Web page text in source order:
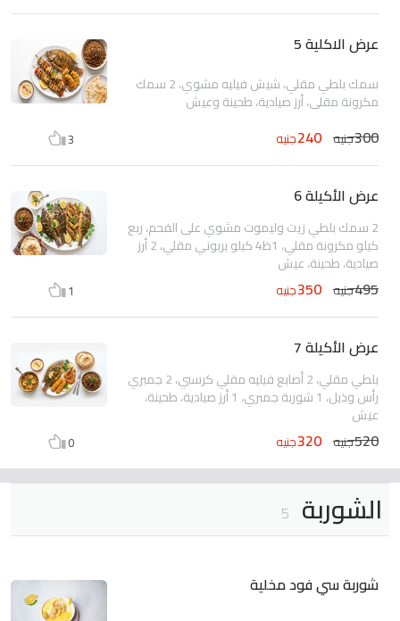
عرض الاكلية 5
سمك بلطي مقلي، شيش فيليه مشوي، 2 سمك
مكرونة مقلي، أرز صيادية، طحينة وعيش
300جنيه 240جنيه 3
عرض الأكيلة 6
2 سمك بلطي زيت وليموت مشوي على الفحم، ربع
كيلو مكرونة مقلي، 1ظ4 كيلو بربوني مقلي، 2 أرز
صيادية، طحينة، عيش
495جنيه 350جنيه 1
عرض الأكيلة 7
بلطي مقلي، 2 أصابع فيليه مقلي كرسبي، 2 جمبري
رأس وذيل، 1 شوربة جمبري، 1 أرز صيادية، طحينة،
عيش
520جنيه 320جنيه 0
الشوربة 5
شوربة سي فود مخلية